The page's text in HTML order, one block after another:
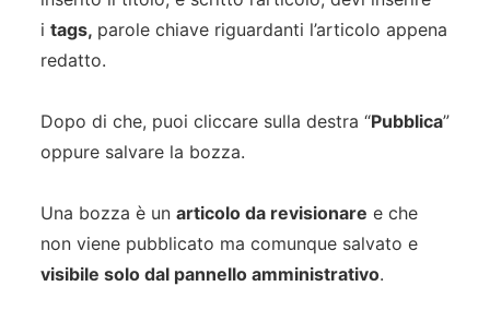
i tags, parole chiave riguardanti l’articolo appena
redatto.
Dopo di che, puoi cliccare sulla destra “Pubblica”
oppure salvare la bozza.
Una bozza è un articolo da revisionare e che
non viene pubblicato ma comunque salvato e
visibile solo dal pannello amministrativo.